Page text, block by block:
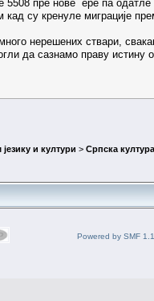
5508 пре нове ере па одатле
кад су кренуле миграције
нерешених ствари,
да сазнамо праву истину
и култури > Српска
Powered by SMF